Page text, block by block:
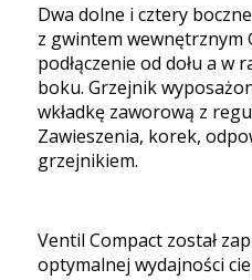
Dwa dolne i cztery
z gwintem wewnętrznym
podłączenie od dołu a w
boku. Grzejnik
wkładkę zaworową z
Zawieszenia, korek,
grzejnikiem.
Ventil Compact został
optymalnej wydajności